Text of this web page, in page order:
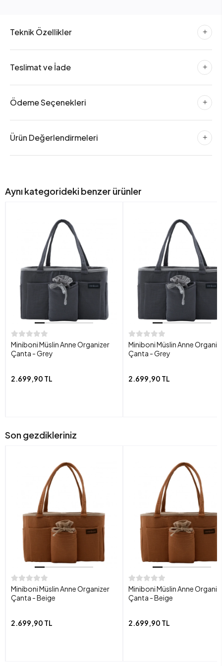
Teknik Özellikler
Teslimat ve İade
Ödeme Seçenekleri
Ürün Değerlendirmeleri
Aynı kategorideki benzer ürünler
Miniboni Müslin Anne Organizer
Çanta - Grey
2.699,90 TL
Miniboni Müslin Anne
Çanta - Grey
2.699,90 TL
Son gezdikleriniz
Miniboni Müslin Anne Organizer
Çanta - Beige
2.699,90 TL
Miniboni Müslin Anne
Çanta - Beige
2.699,90 TL